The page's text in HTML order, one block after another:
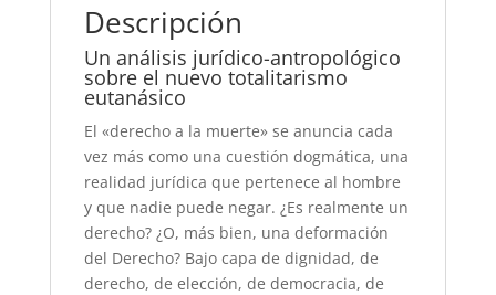
Descripción
Un análisis jurídico-antropológico
sobre el nuevo totalitarismo
eutanásico
El «derecho a la muerte» se anuncia cada
vez más como una cuestión dogmática, una
realidad jurídica que pertenece al hombre
y que nadie puede negar. ¿Es realmente un
derecho? ¿O, más bien, una deformación
del Derecho? Bajo capa de dignidad, de
derecho, de elección, de democracia, de